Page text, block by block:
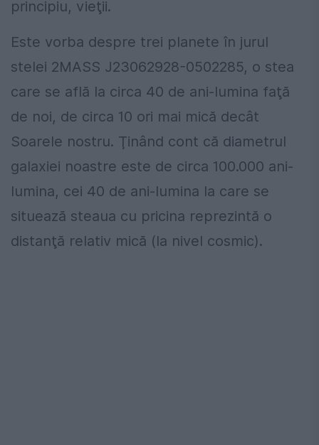
principiu, vieţii.
Este vorba despre trei planete în jurul
stelei 2MASS J23062928-0502285, o stea
care se află la circa 40 de ani-lumina faţă
de noi, de circa 10 ori mai mică decât
Soarele nostru. Ţinând cont că diametrul
galaxiei noastre este de circa 100.000 ani-
lumina, cei 40 de ani-lumina la care se
situează steaua cu pricina reprezintă o
distanţă relativ mică (la nivel cosmic).